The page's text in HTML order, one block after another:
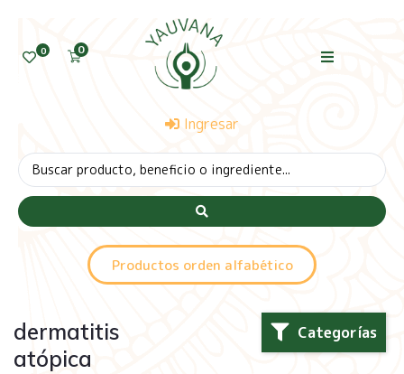
0 0
Ingresar
Productos orden alfabético
Categorías
dermatitis
atópica